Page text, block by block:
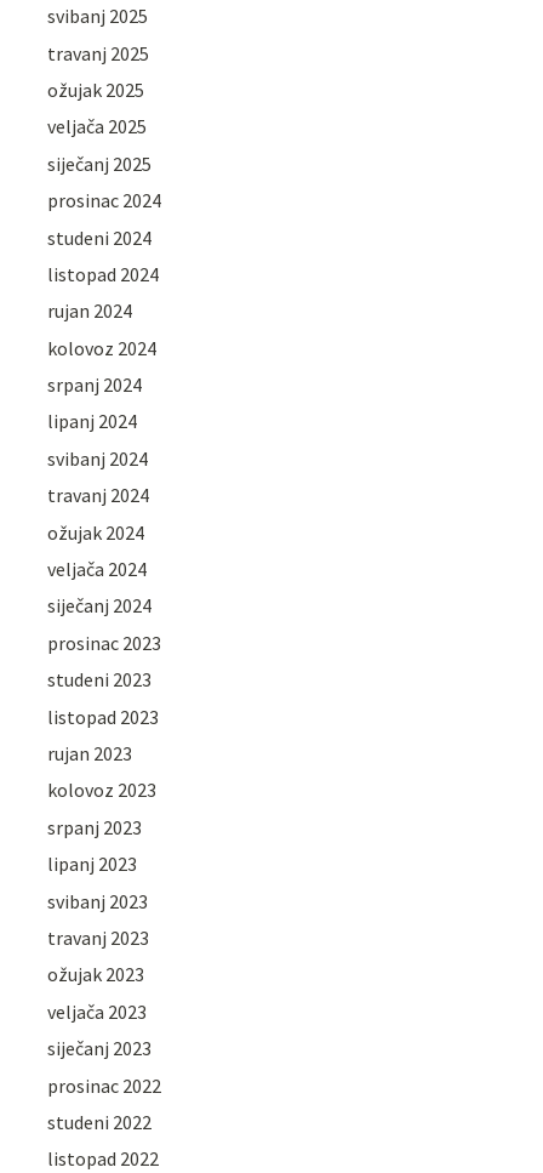
svibanj 2025
travanj 2025
ožujak 2025
veljača 2025
siječanj 2025
prosinac 2024
studeni 2024
listopad 2024
rujan 2024
kolovoz 2024
srpanj 2024
lipanj 2024
svibanj 2024
travanj 2024
ožujak 2024
veljača 2024
siječanj 2024
prosinac 2023
studeni 2023
listopad 2023
rujan 2023
kolovoz 2023
srpanj 2023
lipanj 2023
svibanj 2023
travanj 2023
ožujak 2023
veljača 2023
siječanj 2023
prosinac 2022
studeni 2022
listopad 2022